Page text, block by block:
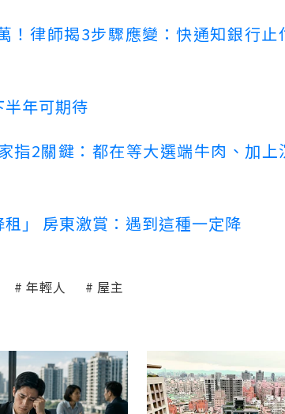
！律師揭3步驟應變：快通知銀行止
年可期待
指2關鍵：都在等大選端牛肉、加上
」 房東激賞：遇到這種一定降
年輕人 屋主